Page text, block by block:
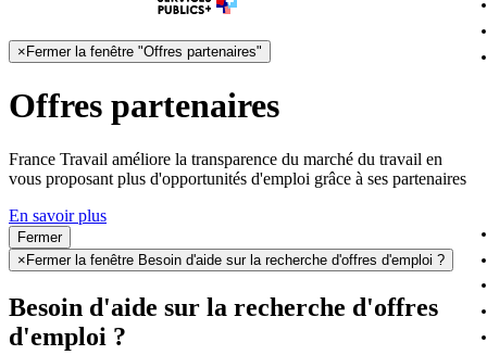
× Fermer la fenêtre "Offres partenaires"
Offres partenaires
France Travail améliore la transparence du marché du travail en
vous proposant plus d'opportunités d'emploi grâce à ses partenaires
En savoir plus
Fermer
× Fermer la fenêtre Besoin d'aide sur la recherche d'offres d'emploi ?
Besoin d'aide sur la recherche d'offres
d'emploi ?